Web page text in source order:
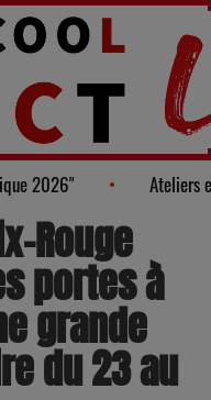
politique 2026"
Rouge
portes à
grande
du 23 au